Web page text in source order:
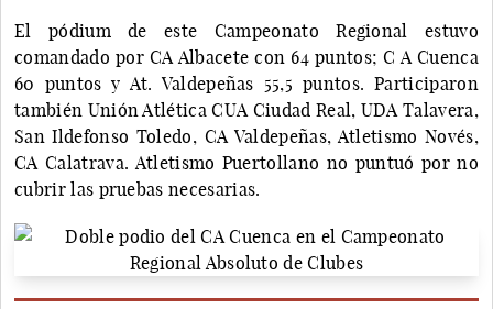
El pódium de este Campeonato Regional estuvo
comandado por CA Albacete con 64 puntos; C A Cuenca
60 puntos y At. Valdepeñas 55,5 puntos. Participaron
también Unión Atlética CUA Ciudad Real, UDA Talavera,
San Ildefonso Toledo, CA Valdepeñas, Atletismo Novés,
CA Calatrava. Atletismo Puertollano no puntuó por no
cubrir las pruebas necesarias.